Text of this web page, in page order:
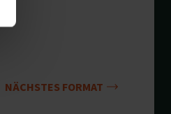
NÄCHSTES FORMAT